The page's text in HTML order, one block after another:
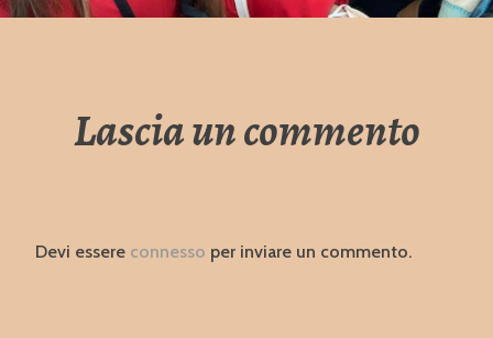
Lascia un commento
Devi essere connesso per inviare un commento.